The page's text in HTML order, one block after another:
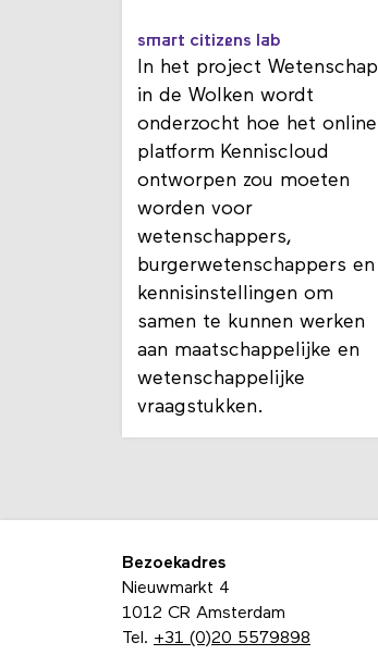
smart citizens lab
In het project Wetenschap
in de Wolken wordt
onderzocht hoe het online
platform Kenniscloud
ontworpen zou moeten
worden voor
wetenschappers,
burgerwetenschappers en
kennisinstellingen om
samen te kunnen werken
aan maatschappelijke en
wetenschappelijke
vraagstukken.
Bezoekadres
Nieuwmarkt 4
1012 CR Amsterdam
Tel. +31 (0)20 5579898